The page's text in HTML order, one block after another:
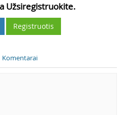
Užsiregistruokite.
Registruotis
Komentarai